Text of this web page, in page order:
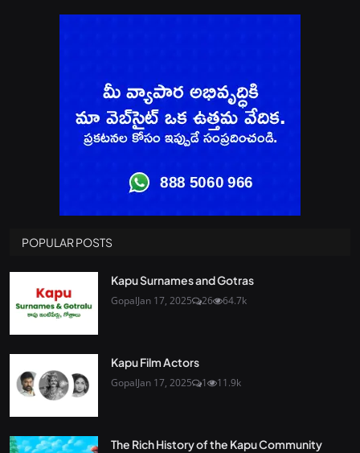
POPULAR POSTS
Kapu Surnames and Gotras
GopalJan 17, 2025 26 64.7k
Kapu Film Actors
GopalJan 17, 2025 1 11.9k
The Rich History of the Kapu Community